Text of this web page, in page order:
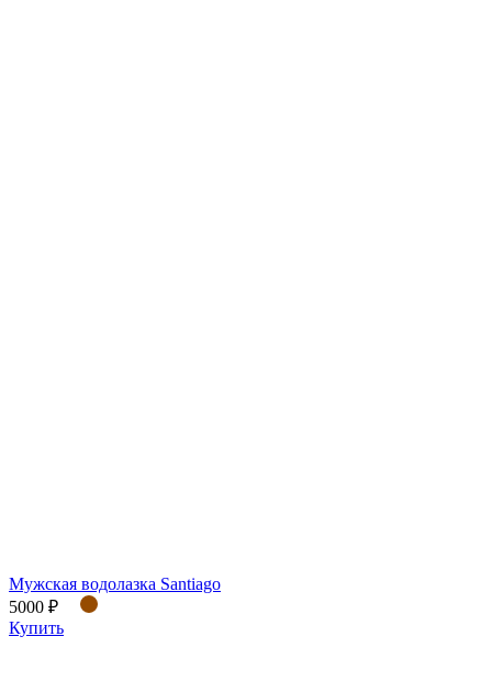
Мужская водолазка Santiago
5000 ₽
Купить